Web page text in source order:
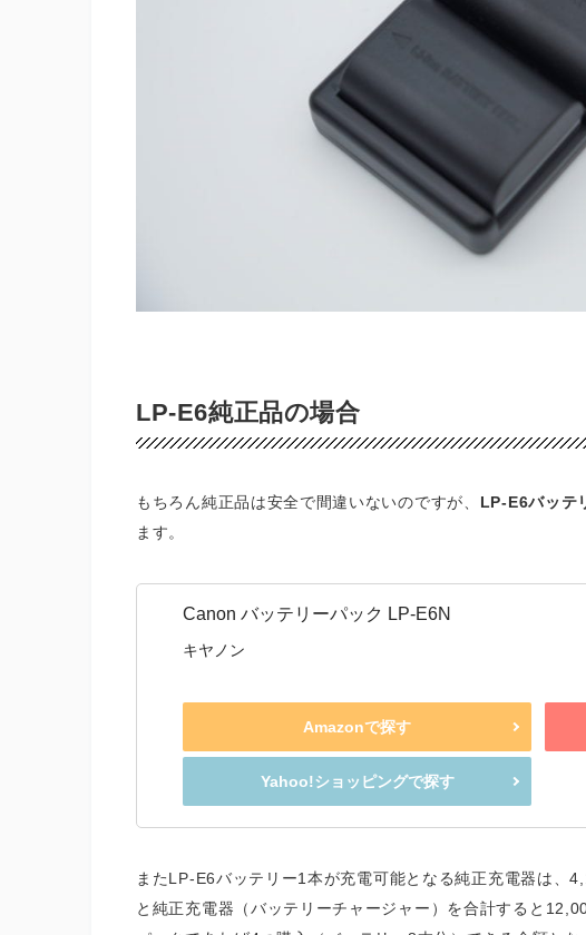
LP-E6純正品の場合
もちろん純正品は安全で間違いないのですが、 LP-E6バッテ
ます。
Canon バッテリーパック LP-E6N
キヤノン
Amazonで探す
Yahoo!ショッピングで探す
またLP-E6バッテリー1本が充電可能となる純正充電器は、
と純正充電器（バッテリーチャージャー）を合計すると